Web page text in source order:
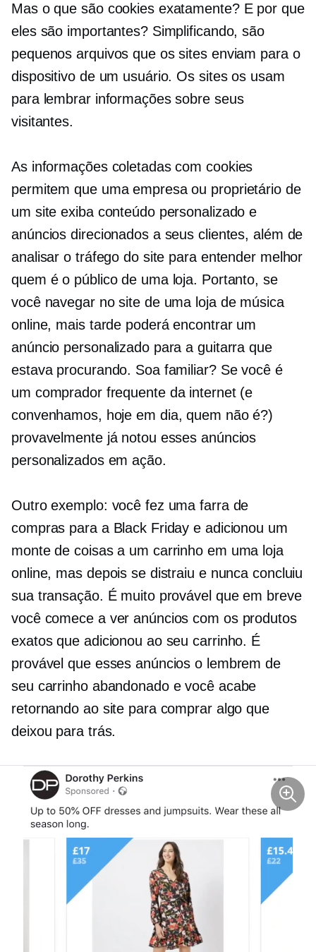
Mas o que são cookies exatamente? E por que
eles são importantes? Simplificando, são
pequenos arquivos que os sites enviam para o
dispositivo de um usuário. Os sites os usam
para lembrar informações sobre seus
visitantes.
As informações coletadas com cookies
permitem que uma empresa ou proprietário de
um site exiba conteúdo personalizado e
anúncios direcionados a seus clientes, além de
analisar o tráfego do site para entender melhor
quem é o público de uma loja. Portanto, se
você navegar no site de uma loja de música
online, mais tarde poderá encontrar um
anúncio personalizado para a guitarra que
estava procurando. Soa familiar? Se você é
um comprador frequente da internet (e
convenhamos, hoje em dia, quem não é?)
provavelmente já notou esses anúncios
personalizados em ação.
Outro exemplo: você fez uma farra de
compras para a Black Friday e adicionou um
monte de coisas a um carrinho em uma loja
online, mas depois se distraiu e nunca concluiu
sua transação. É muito provável que em breve
você comece a ver anúncios com os produtos
exatos que adicionou ao seu carrinho. É
provável que esses anúncios o lembrem de
seu carrinho abandonado e você acabe
retornando ao site para comprar algo que
deixou para trás.